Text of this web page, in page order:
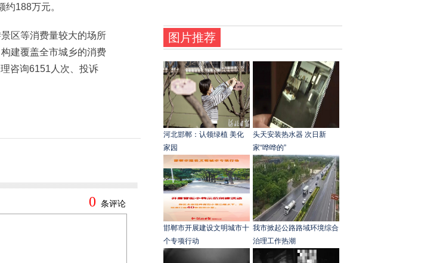
188万元。
区等消费量较大的场所
建覆盖全市城乡的消费
咨询6151人次、投诉
图片推荐
河北邯郸：认领绿植 美化
家园
头天安装热水器 次日新
家“哗哗的”
邯郸市开展建设文明城市十
个专项行动
我市掀起公路路域环境综合
治理工作热潮